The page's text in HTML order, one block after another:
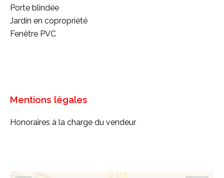
Porte blindée
Jardin en copropriété
Fenêtre PVC
Mentions légales
Honoraires à la charge du vendeur